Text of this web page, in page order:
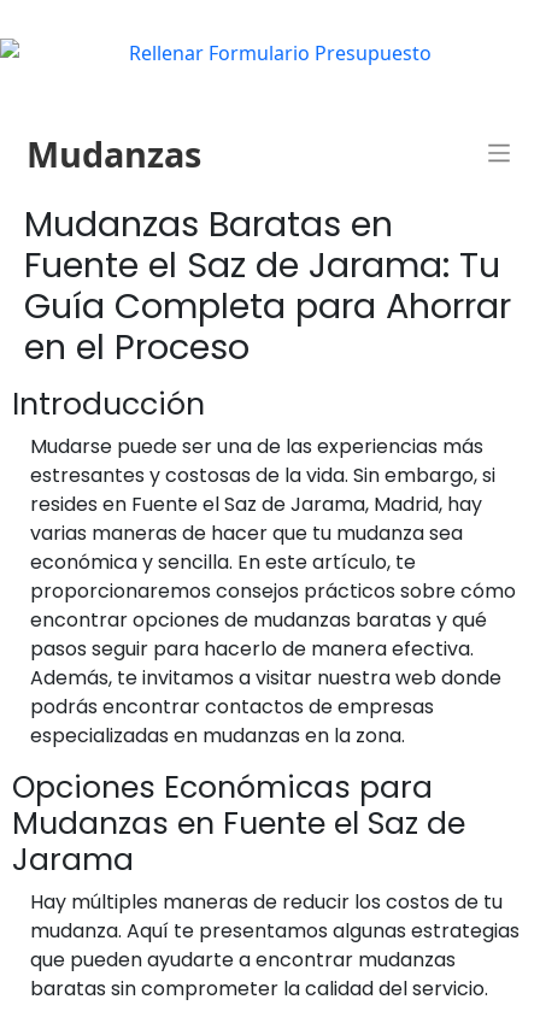
Mudanzas
Mudanzas Baratas en
Fuente el Saz de Jarama: Tu
Guía Completa para Ahorrar
en el Proceso
Introducción
Mudarse puede ser una de las experiencias más
estresantes y costosas de la vida. Sin embargo, si
resides en Fuente el Saz de Jarama, Madrid, hay
varias maneras de hacer que tu mudanza sea
económica y sencilla. En este artículo, te
proporcionaremos consejos prácticos sobre cómo
encontrar opciones de mudanzas baratas y qué
pasos seguir para hacerlo de manera efectiva.
Además, te invitamos a visitar nuestra web donde
podrás encontrar contactos de empresas
especializadas en mudanzas en la zona.
Opciones Económicas para
Mudanzas en Fuente el Saz de
Jarama
Hay múltiples maneras de reducir los costos de tu
mudanza. Aquí te presentamos algunas estrategias
que pueden ayudarte a encontrar mudanzas
baratas sin comprometer la calidad del servicio.